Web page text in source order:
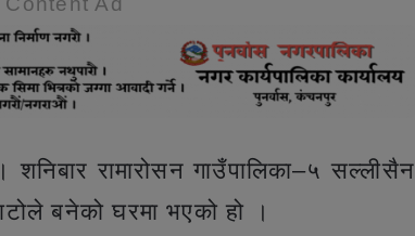
रामारोसन गाउँपालिका–५ सल्लीसैन
बनेको घरमा भएको हो ।